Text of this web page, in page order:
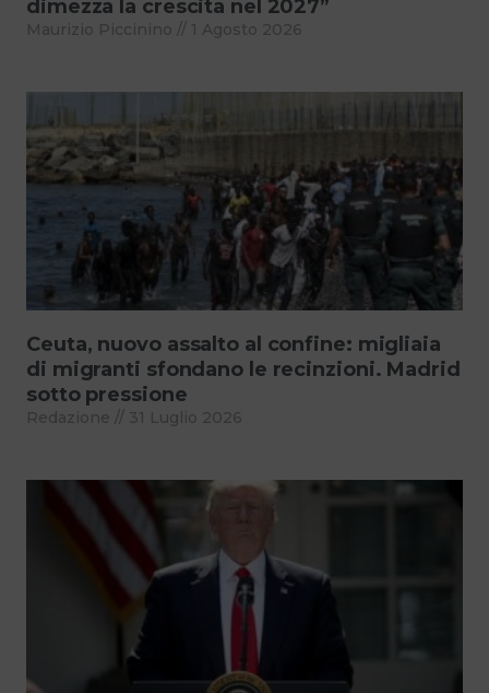
dimezza la crescita nel 2027”
Maurizio Piccinino 1 Agosto 2026
Ceuta, nuovo assalto al confine: migliaia
di migranti sfondano le recinzioni. Madrid
sotto pressione
Redazione 31 Luglio 2026